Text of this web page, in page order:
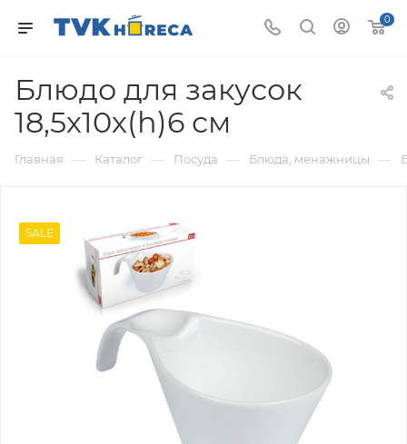
0
Блюдо для закусок
18,5х10х(h)6 см
Главная — Каталог — Посуда — Блюда, менажницы —
SALE